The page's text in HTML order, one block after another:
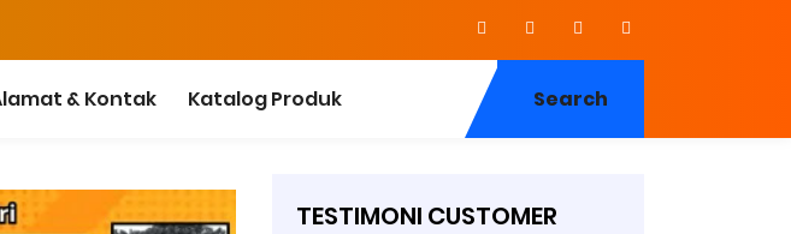
& Kontak Katalog Produk Search
TESTIMONI CUSTOMER